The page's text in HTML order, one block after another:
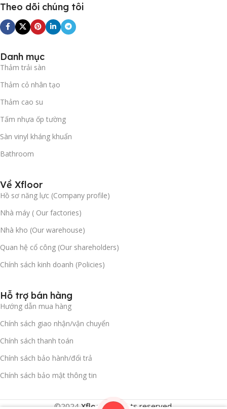
Theo dõi chúng tôi
Danh mục
Thảm trải sàn
Thảm cỏ nhân tạo
Thảm cao su
Tấm nhựa ốp tường
Sàn vinyl kháng khuẩn
Bathroom
Về Xfloor
Hồ sơ năng lực (Company profile)
Nhà máy ( Our factories)
Nhà kho (Our warehouse)
Quan hệ cổ công (Our shareholders)
Chính sách kinh doanh (Policies)
Hỗ trợ bán hàng
Hướng dẫn mua hàng
Chính sách giao nhận/vận chuyển
Chính sách thanh toán
Chính sách bảo hành/đổi trả
Chính sách bảo mật thông tin
©2024Xfloor.All rights reserved.